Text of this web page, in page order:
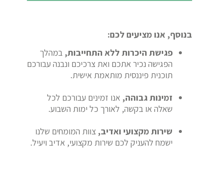
בנוסף, אנו מציעים לכם:
פגישת היכרות ללא התחייבות, במהלך
הפגישה נכיר אתכם ואת צרכיכם ונבנה עבורכם
תוכנית פיננסית מותאמת אישית.
זמינות גבוהה, אנו זמינים עבורכם לכל
שאלה או בקשה, לאורך כל ימות השבוע.
שירות מקצועי ואדיב, צוות המומחים שלנו
ישמח להעניק לכם שירות מקצועי, אדיב ויעיל.